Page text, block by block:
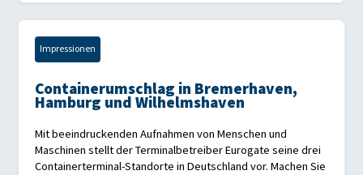
Impressionen
Containerumschlag in Bremerhaven,
Hamburg und Wilhelmshaven
Mit beeindruckenden Aufnahmen von Menschen und
Maschinen stellt der Terminalbetreiber Eurogate seine drei
Containerterminal-Standorte in Deutschland vor. Machen Sie